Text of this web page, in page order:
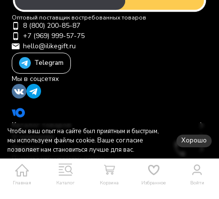
Главная Каталог Корзина Избранное Войти
Оптовый поставщик востребованных товаров
8 (800) 200-85-87
+7 (969) 999-57-75
hello@ilikegift.ru
Telegram
Мы в соцсетях
Каталог товаров
О компании
Помощь
Политика персональных данных
© 2012-2026 ООО "Первая торговая компания"
Чтобы ваш опыт на сайте был приятным и быстрым,
мы используем файлы cookie. Ваше согласие
позволяет нам становиться лучше для вас.
Хорошо